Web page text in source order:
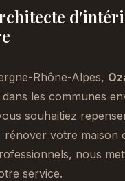
Rhône-Alpes,
les communes
souhaitiez
rénover votre maison
nous
service.